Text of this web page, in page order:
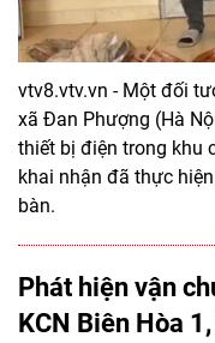
vtv8.vtv.vn - Một đối
xã Đan Phượng (Hà
thiết bị điện trong khu
khai nhận đã thực
bàn.
Phát hiện vận
KCN Biên Hòa